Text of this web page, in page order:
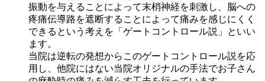
振動を与えることによって末梢神経を刺激し、脳への
疼痛伝導路を遮断することによって痛みを感じにくく
できるという考えを「ゲートコントロール説」といい
ます。
当院は逆転の発想からこのゲートコントロール説を応
用し、他院にはない当院オリジナルの手法でお子さん